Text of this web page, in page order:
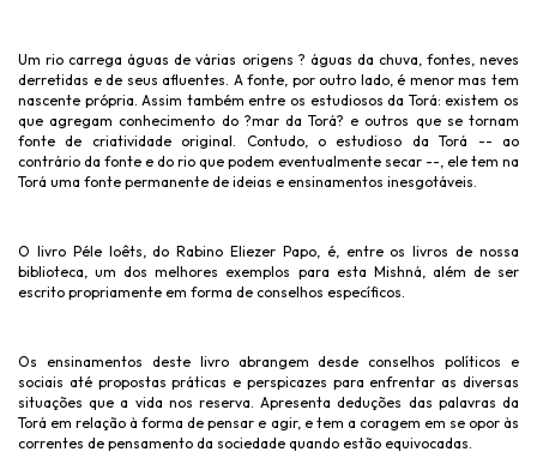
Um rio carrega águas de várias origens ? águas da chuva, fontes, neves
derretidas e de seus afluentes. A fonte, por outro lado, é menor mas tem
nascente própria. Assim também entre os estudiosos da Torá: existem os
que agregam conhecimento do ?mar da Torá? e outros que se tornam
fonte de criatividade original. Contudo, o estudioso da Torá -- ao
contrário da fonte e do rio que podem eventualmente secar --, ele tem na
Torá uma fonte permanente de ideias e ensinamentos inesgotáveis.
O livro Péle Ioêts, do Rabino Eliezer Papo, é, entre os livros de nossa
biblioteca, um dos melhores exemplos para esta Mishná, além de ser
escrito propriamente em forma de conselhos específicos.
Os ensinamentos deste livro abrangem desde conselhos políticos e
sociais até propostas práticas e perspicazes para enfrentar as diversas
situações que a vida nos reserva. Apresenta deduções das palavras da
Torá em relação à forma de pensar e agir, e tem a coragem em se opor às
correntes de pensamento da sociedade quando estão equivocadas.